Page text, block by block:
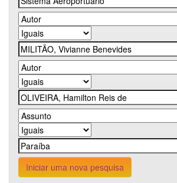
Iniciar uma nova pesquisa